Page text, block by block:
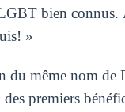
bien
»
du même nom
premiers